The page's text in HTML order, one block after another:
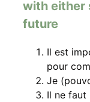
with either
future
Il est
pour
Je
Il ne faut